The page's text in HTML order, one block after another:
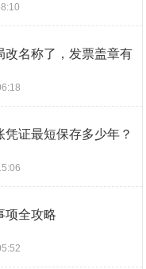
改名称了，发票盖章有
凭证最短保存多少年？
项全攻略